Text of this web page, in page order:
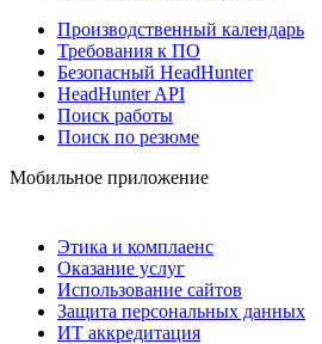
Производственный календарь
Требования к ПО
Безопасный HeadHunter
HeadHunter API
Поиск работы
Поиск по резюме
Мобильное приложение
Этика и комплаенс
Оказание услуг
Использование сайтов
Защита персональных данных
ИТ аккредитация